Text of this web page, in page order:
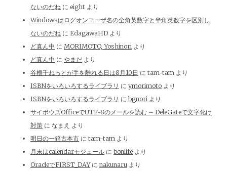
ないのだね に eight より
Windowsはログオンユーザ名の全角英数字と半角英数字を区別し
ないのだね に EdagawaHD より
ど真ん中 に MORIMOTO, Yoshinori より
ど真ん中 に やまだ より
谷根千ねっとが手を離れる日は8月10日 に tam-tam より
ISBNをいろいろするライブラリ に ymorimoto より
ISBNをいろいろするライブラリ に bgnori より
サイボウズOfficeでUTF-8のメールを読む – DeleGateで文字化け
対策 に なまえ より
明日の一箱古本市 に tam-tam より
月末はcalendarモジュール に bonlife より
OracleでFIRST_DAYに nakunaru より